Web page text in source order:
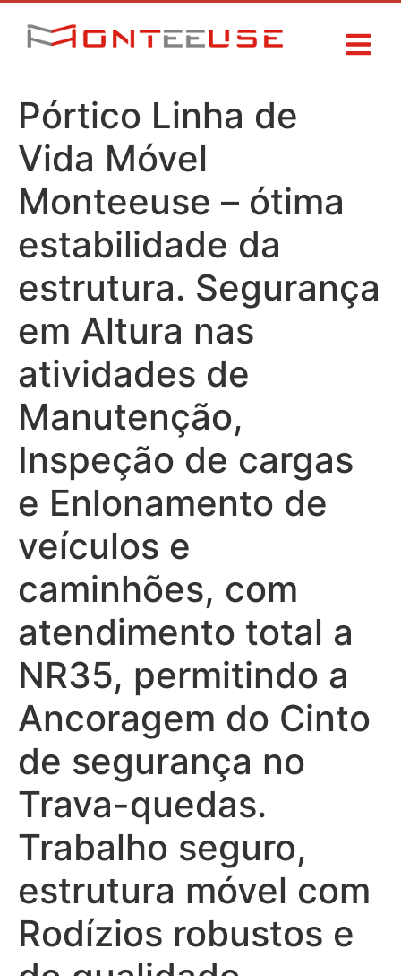
Pórtico Linha de
Vida Móvel
Monteeuse – ótima
estabilidade da
estrutura. Segurança
em Altura nas
atividades de
Manutenção,
Inspeção de cargas
e Enlonamento de
veículos e
caminhões, com
atendimento total a
NR35, permitindo a
Ancoragem do Cinto
de segurança no
Trava-quedas.
Trabalho seguro,
estrutura móvel com
Rodízios robustos e